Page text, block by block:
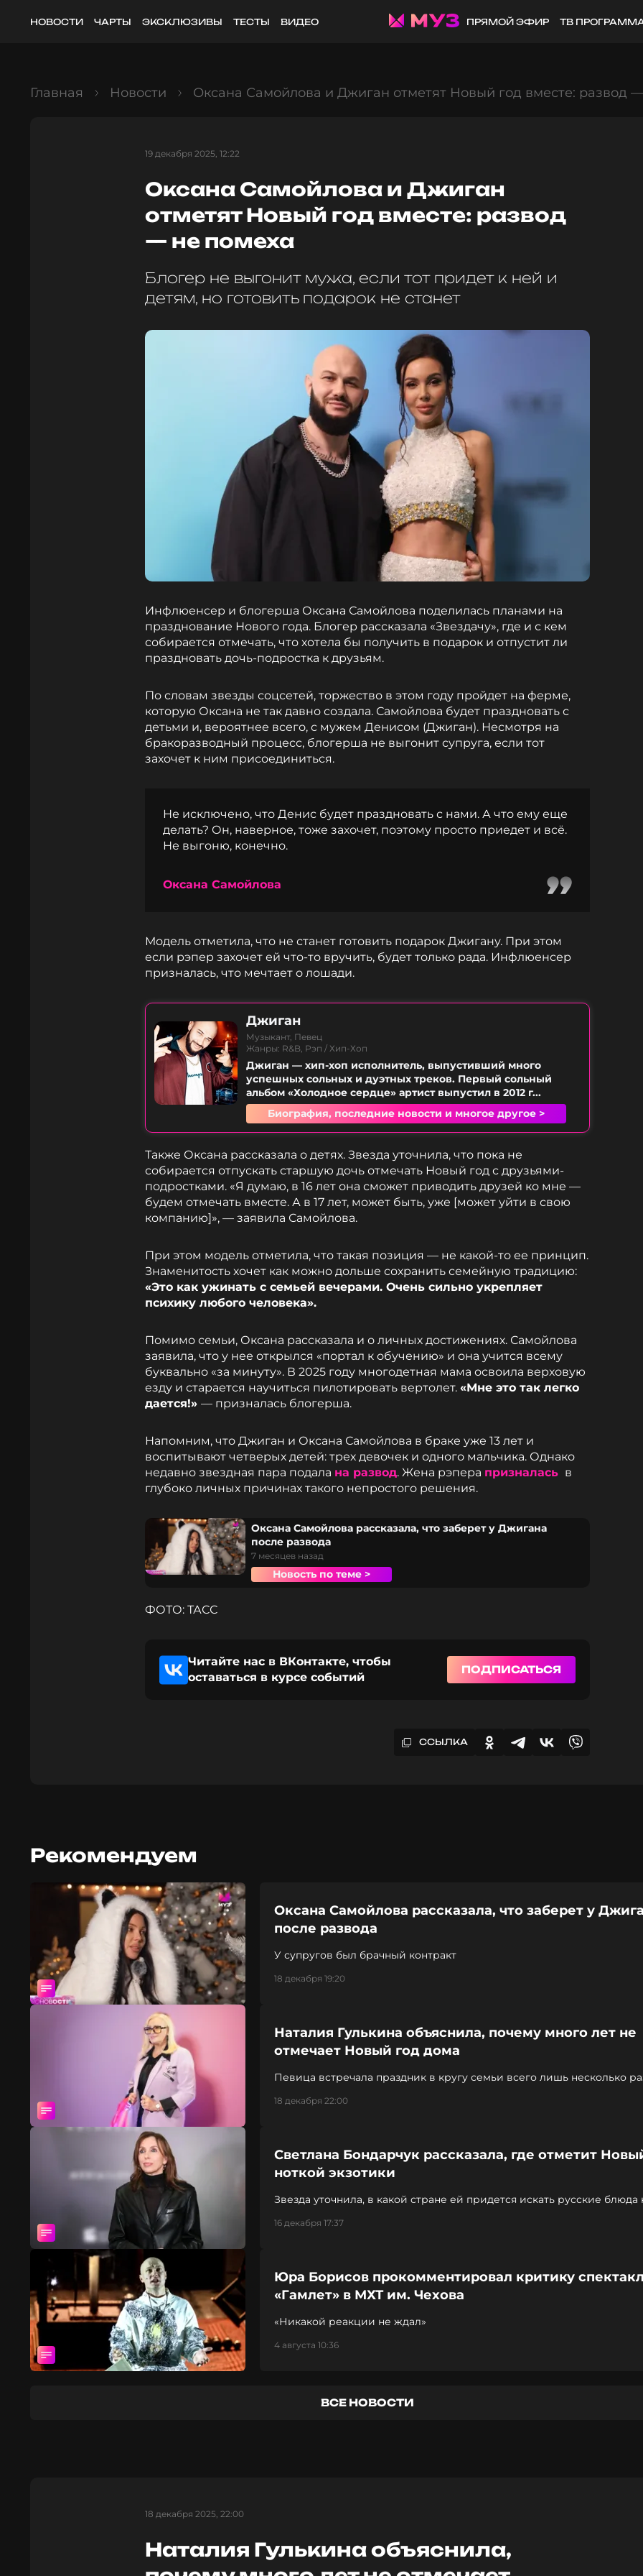
НОВОСТИ ЧАРТЫ ЭКСКЛЮЗИВЫ ТЕСТЫ ВИДЕО ПРЯМОЙ ЭФИР ТВ
Главная Новости Оксана Самойлова и Джиган отметят Новый год вместе: развод
19 декабря 2025, 12:22
Оксана Самойлова и Джиган
отметят Новый год вместе: развод
— не помеха
Блогер не выгонит мужа, если тот придет к ней и
детям, но готовить подарок не станет
Инфлюенсер и блогерша Оксана Самойлова поделилась планами на
празднование Нового года. Блогер рассказала «Звездачу», где и с кем
собирается отмечать, что хотела бы получить в подарок и отпустит ли
праздновать дочь-подростка к друзьям.
По словам звезды соцсетей, торжество в этом году пройдет на ферме,
которую Оксана не так давно создала. Самойлова будет праздновать с
детьми и, вероятнее всего, с мужем Денисом (Джиган). Несмотря на
бракоразводный процесс, блогерша не выгонит супруга, если тот
захочет к ним присоединиться.
Не исключено, что Денис будет праздновать с нами. А что ему еще
делать? Он, наверное, тоже захочет, поэтому просто приедет и всё.
Не выгоню, конечно.
Оксана Самойлова
Модель отметила, что не станет готовить подарок Джигану. При этом
если рэпер захочет ей что-то вручить, будет только рада. Инфлюенсер
призналась, что мечтает о лошади.
Джиган
Музыкант, Певец
Жанры: R&B, Рэп / Хип-Хоп
Джиган — хип-хоп исполнитель, выпустивший много
успешных сольных и дуэтных треков. Первый сольный
альбом «Холодное сердце» артист выпустил в 2012 г...
Биография, последние новости и многое другое >
Также Оксана рассказала о детях. Звезда уточнила, что пока не
собирается отпускать старшую дочь отмечать Новый год с друзьями-
подростками. «Я думаю, в 16 лет она сможет приводить друзей ко мне —
будем отмечать вместе. А в 17 лет, может быть, уже [может уйти в свою
компанию]», — заявила Самойлова.
При этом модель отметила, что такая позиция — не какой-то ее принцип.
Знаменитость хочет как можно дольше сохранить семейную традицию:
«Это как ужинать с семьей вечерами. Очень сильно укрепляет
психику любого человека».
Помимо семьи, Оксана рассказала и о личных достижениях. Самойлова
заявила, что у нее открылся «портал к обучению» и она учится всему
буквально «за минуту». В 2025 году многодетная мама освоила верховую
езду и старается научиться пилотировать вертолет. «Мне это так легко
дается!» — призналась блогерша.
Напомним, что Джиган и Оксана Самойлова в браке уже 13 лет и
воспитывают четверых детей: трех девочек и одного мальчика. Однако
недавно звездная пара подала на развод. Жена рэпера призналась в
глубоко личных причинах такого непростого решения.
Оксана Самойлова рассказала, что заберет у Джигана
после развода
7 месяцев назад
Новость по теме >
ФОТО: ТАСС
Читайте нас в ВКонтакте, чтобы
оставаться в курсе событий
ПОДПИСАТЬСЯ
ССЫЛКА
Рекомендуем
Оксана Самойлова рассказала, что заберет у
после развода
У супругов был брачный контракт
18 декабря 19:20
Наталия Гулькина объяснила, почему много лет не
отмечает Новый год дома
Певица встречала праздник в кругу семьи всего лишь несколько
18 декабря 22:00
Светлана Бондарчук рассказала, где отметит
ноткой экзотики
Звезда уточнила, в какой стране ей придется искать русские блюда
16 декабря 17:37
Юра Борисов прокомментировал критику
«Гамлет» в МХТ им. Чехова
«Никакой реакции не ждал»
4 августа 10:36
ВСЕ НОВОСТИ
18 декабря 2025, 22:00
Наталия Гулькина объяснила,